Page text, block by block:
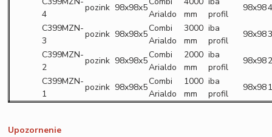
4
pozink 98x98x5
Arialdo
mm
profil
98x98
C399MZN-
3
pozink 98x98x5
Combi
Arialdo
3000
mm
iba
profil
98x98
C399MZN-
2
pozink 98x98x5
Combi
Arialdo
2000
mm
iba
profil
98x98
C399MZN-
1
pozink 98x98x5
Combi
Arialdo
1000
mm
iba
profil
98x98
Upozornenie